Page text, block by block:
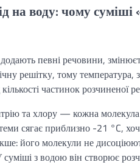
на воду: чому
певні речовини,
решітку, тому температура,
частинок розчиненої
та хлору — кожна
сягає приблизно -21 °C,
його молекули не
з водою він створює